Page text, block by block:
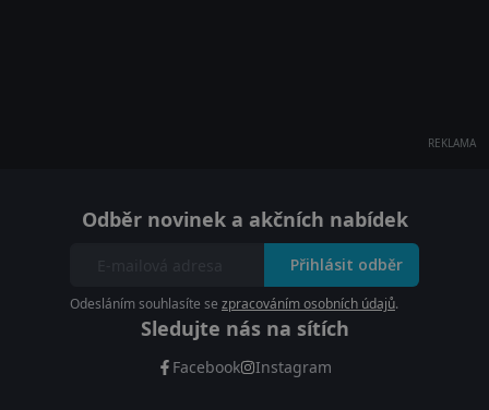
REKLAMA
Odběr novinek a akčních nabídek
Přihlásit odběr
Odesláním souhlasíte se zpracováním osobních údajů.
Sledujte nás na sítích
Facebook Instagram